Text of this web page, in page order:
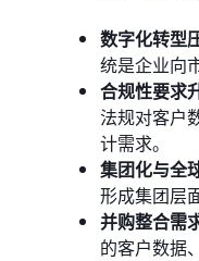
数字化转型
统是企业向
合规性要求
法规对客户
计需求。
集团化与全
形成集团层
并购整合需
的客户数据